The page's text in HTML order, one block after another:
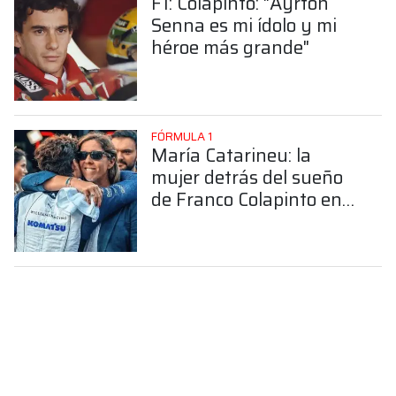
Senna es mi ídolo y mi
héroe más grande"
FÓRMULA 1
María Catarineu: la
mujer detrás del sueño
de Franco Colapinto en